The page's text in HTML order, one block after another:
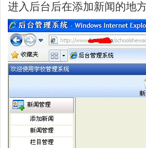
进入后台后在添加新闻的地